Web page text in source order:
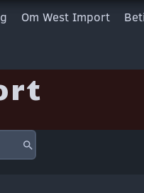
Om West Import